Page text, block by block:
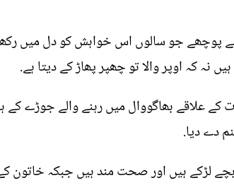
پوچھے جو سالوں اس خواہش کو دل میں
نہ کہ اوپر والا تو چھپر پھاڑ کے دیتا ہے.
علاقے بھاگووال میں رہنے والے جوڑے
دے دیا.
بچے لڑکے ہیں اور صحت مند ہیں جبکہ